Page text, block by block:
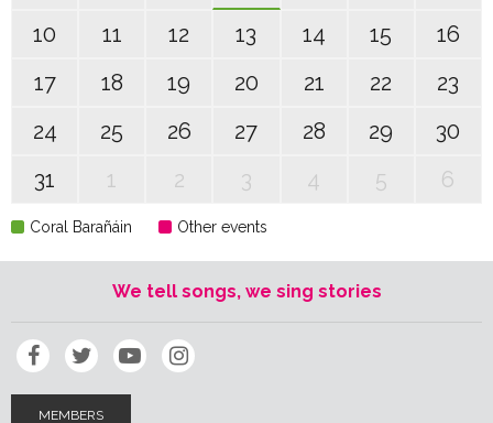
10
11 12 13 14 15
16
17
18 19 20 21 22
23
24
25 26 27 28 29
30
31
1 2 3 4 5 6
Coral Barañáin Other events
We tell songs, we sing stories
MEMBERS